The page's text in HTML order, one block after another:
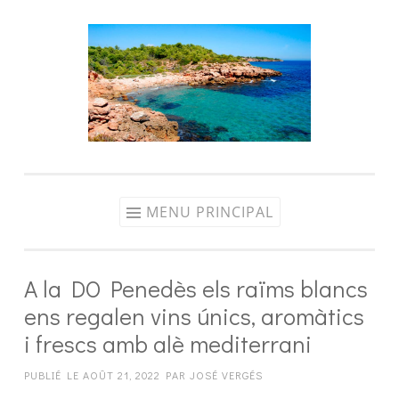
MENU PRINCIPAL
A la DO Penedès els raïms blancs
ens regalen vins únics, aromàtics
i frescs amb alè mediterrani
PUBLIÉ LE AOÛT 21, 2022 PAR JOSÉ VERGÉS